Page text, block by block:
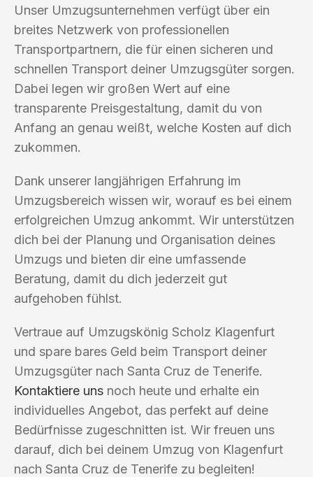
Unser Umzugsunternehmen verfügt über ein
breites Netzwerk von professionellen
Transportpartnern, die für einen sicheren und
schnellen Transport deiner Umzugsgüter sorgen.
Dabei legen wir großen Wert auf eine
transparente Preisgestaltung, damit du von
Anfang an genau weißt, welche Kosten auf dich
zukommen.
Dank unserer langjährigen Erfahrung im
Umzugsbereich wissen wir, worauf es bei einem
erfolgreichen Umzug ankommt. Wir unterstützen
dich bei der Planung und Organisation deines
Umzugs und bieten dir eine umfassende
Beratung, damit du dich jederzeit gut
aufgehoben fühlst.
Vertraue auf Umzugskönig Scholz Klagenfurt
und spare bares Geld beim Transport deiner
Umzugsgüter nach Santa Cruz de Tenerife.
Kontaktiere uns noch heute und erhalte ein
individuelles Angebot, das perfekt auf deine
Bedürfnisse zugeschnitten ist. Wir freuen uns
darauf, dich bei deinem Umzug von Klagenfurt
nach Santa Cruz de Tenerife zu begleiten!